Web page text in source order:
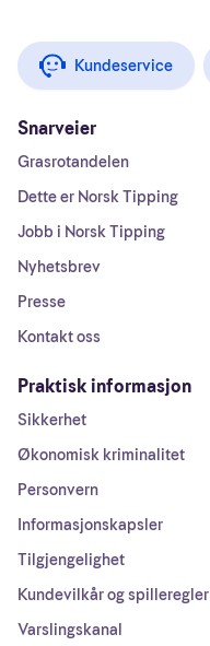
Kundeservice
Snarveier
Grasrotandelen
Dette er Norsk Tipping
Jobb i Norsk Tipping
Nyhetsbrev
Presse
Kontakt oss
Praktisk informasjon
Sikkerhet
Økonomisk kriminalitet
Personvern
Informasjonskapsler
Tilgjengelighet
Kundevilkår og spilleregler
Varslingskanal